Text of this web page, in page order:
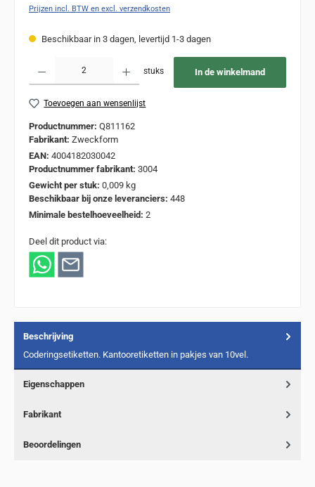
Prijzen incl. BTW en excl. verzendkosten
Beschikbaar in 3 dagen, levertijd 1-3 dagen
stuks In de winkelmand
Toevoegen aan wensenlijst
Productnummer: Q811162
Fabrikant: Zweckform
EAN: 4004182030042
Productnummer fabrikant: 3004
Gewicht per stuk: 0,009 kg
Beschikbaar bij onze leveranciers: 448
Minimale bestelhoeveelheid: 2
Deel dit product via:
Beschrijving
Coderingsetiketten. Kantooretiketten in pakjes van 10vel.
Eigenschappen
Fabrikant
Beoordelingen